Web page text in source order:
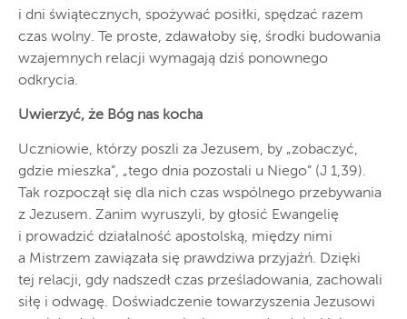
i dni świątecznych, spożywać posiłki, spędzać razem
czas wolny. Te proste, zdawałoby się, środki budowania
wzajemnych relacji wymagają dziś ponownego
odkrycia.
Uwierzyć, że Bóg nas kocha
Uczniowie, którzy poszli za Jezusem, by „zobaczyć,
gdzie mieszka”, „tego dnia pozostali u Niego” (J 1,39).
Tak rozpoczął się dla nich czas wspólnego przebywania
z Jezusem. Zanim wyruszyli, by głosić Ewangelię
i prowadzić działalność apostolską, między nimi
a Mistrzem zawiązała się prawdziwa przyjaźń. Dzięki
tej relacji, gdy nadszedł czas prześladowania, zachowali
siłę i odwagę. Doświadczenie towarzyszenia Jezusowi